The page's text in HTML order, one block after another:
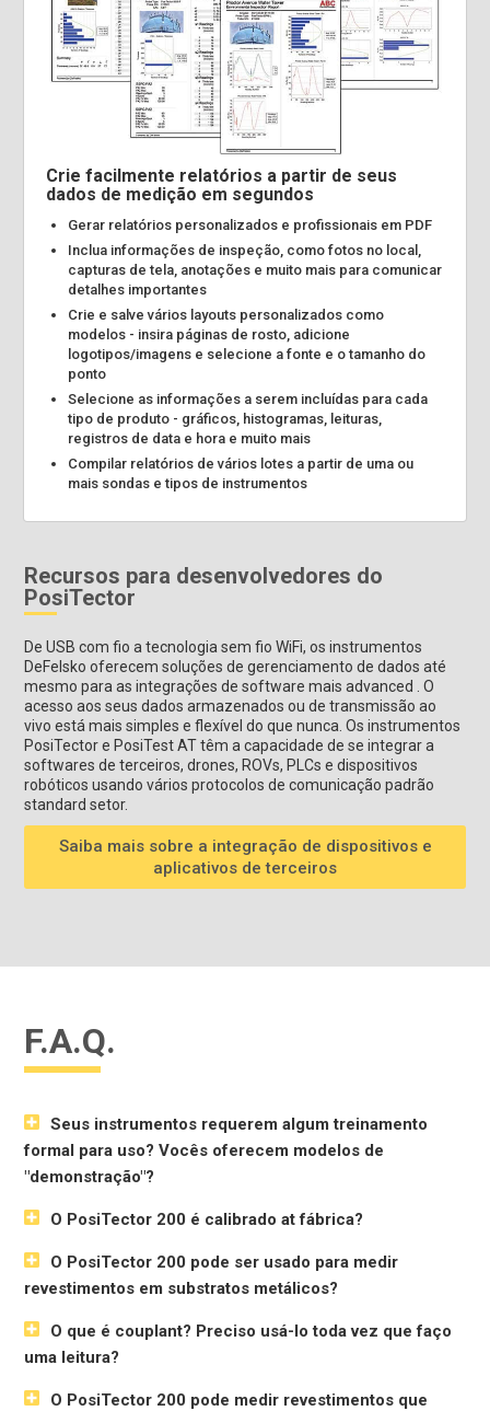
Crie facilmente relatórios a partir de seus
dados de medição em segundos
Gerar relatórios personalizados e profissionais em PDF
Inclua informações de inspeção, como fotos no local,
capturas de tela, anotações e muito mais para comunicar
detalhes importantes
Crie e salve vários layouts personalizados como
modelos - insira páginas de rosto, adicione
logotipos/imagens e selecione a fonte e o tamanho do
ponto
Selecione as informações a serem incluídas para cada
tipo de produto - gráficos, histogramas, leituras,
registros de data e hora e muito mais
Compilar relatórios de vários lotes a partir de uma ou
mais sondas e tipos de instrumentos
Recursos para desenvolvedores do
PosiTector
De USB com fio a tecnologia sem fio WiFi, os instrumentos
DeFelsko oferecem soluções de gerenciamento de dados até
mesmo para as integrações de software mais advanced . O
acesso aos seus dados armazenados ou de transmissão ao
vivo está mais simples e flexível do que nunca. Os instrumentos
PosiTector e PosiTest AT têm a capacidade de se integrar a
softwares de terceiros, drones, ROVs, PLCs e dispositivos
robóticos usando vários protocolos de comunicação padrão
standard setor.
Saiba mais sobre a integração de dispositivos e
aplicativos de terceiros
F.A.Q.
Seus instrumentos requerem algum treinamento
formal para uso? Vocês oferecem modelos de
"demonstração"?
O PosiTector 200 é calibrado at fábrica?
O PosiTector 200 pode ser usado para medir
revestimentos em substratos metálicos?
O que é couplant? Preciso usá-lo toda vez que faço
uma leitura?
O PosiTector 200 pode medir revestimentos que